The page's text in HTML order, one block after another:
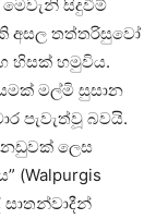
සිදුවීම්
අසල තත්තරිසුවෝ
හිසක් හමුවිය.
මල්මි සුසාන
පැවැත්වූ බවයි.
නඩුවක් ලෙස
(Walpurgis
සාතන්වාදීන්